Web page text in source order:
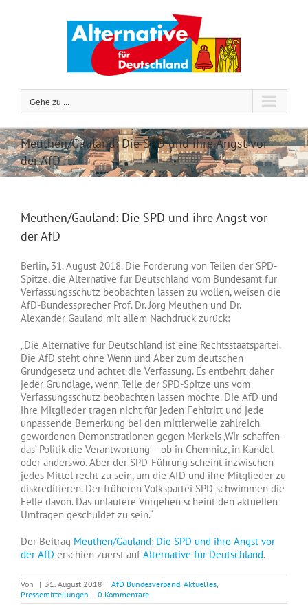
Gehe zu ...
Meuthen/Gauland: Die SPD und ihre Angst vor
der AfD
Meuthen/Gauland: Die SPD und ihre Angst vor
der AfD
Berlin, 31. August 2018. Die Forderung von Teilen der SPD-
Spitze, die Alternative für Deutschland vom Bundesamt für
Verfassungsschutz beobachten lassen zu wollen, weisen die
AfD-Bundessprecher Prof. Dr. Jörg Meuthen und Dr.
Alexander Gauland mit allem Nachdruck zurück:
„Die Alternative für Deutschland ist eine Rechtsstaatspartei.
Die AfD steht ohne Wenn und Aber zum deutschen
Grundgesetz und achtet die Verfassung. Es entbehrt daher
jeder Grundlage, wenn Teile der SPD-Spitze uns vom
Verfassungsschutz beobachten lassen möchte. Die AfD und
ihre Mitglieder tragen nicht für jeden Fehltritt und jede
unpassende Bemerkung bei den mittlerweile zahlreich
gewordenen Demonstrationen gegen Merkels ‚Wir-schaffen-
das‘-Politik die Verantwortung – ob in Chemnitz, in Kandel
oder anderswo. Aber der SPD-Führung scheint inzwischen
jedes Mittel recht zu sein, um die AfD und ihre Mitglieder zu
diskreditieren. Der früheren Volkspartei SPD schwimmen die
Felle davon. Das unlautere Vorgehen scheint den aktuellen
Umfragen geschuldet zu sein.“
Der Beitrag Meuthen/Gauland: Die SPD und ihre Angst vor
der AfD erschien zuerst auf Alternative für Deutschland.
Von | 31. August 2018 | AfD Bundesverband Aktuelles
Pressemitteilungen | 0 Kommentare